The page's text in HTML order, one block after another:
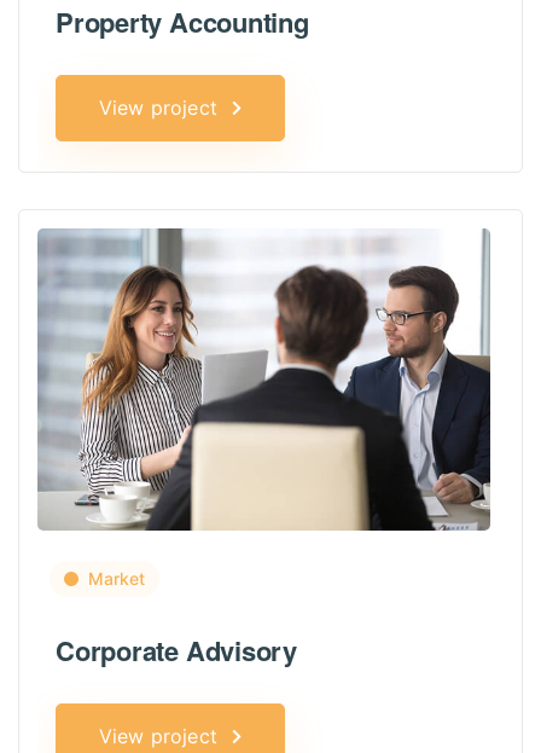
Property Accounting
View project
Market
Corporate Advisory
View project